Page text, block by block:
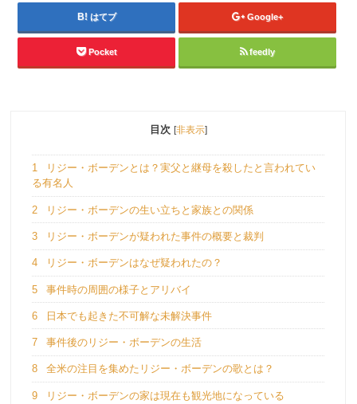
はてブ Google+
Pocket feedly
目次 [非表示]
1
リジー・ボーデンとは？実父と継母を殺したと言われてい
る有名人
2 リジー・ボーデンの生い立ちと家族との関係
3 リジー・ボーデンが疑われた事件の概要と裁判
4 リジー・ボーデンはなぜ疑われたの？
5 事件時の周囲の様子とアリバイ
6 日本でも起きた不可解な未解決事件
7 事件後のリジー・ボーデンの生活
8 全米の注目を集めたリジー・ボーデンの歌とは？
9 リジー・ボーデンの家は現在も観光地になっている